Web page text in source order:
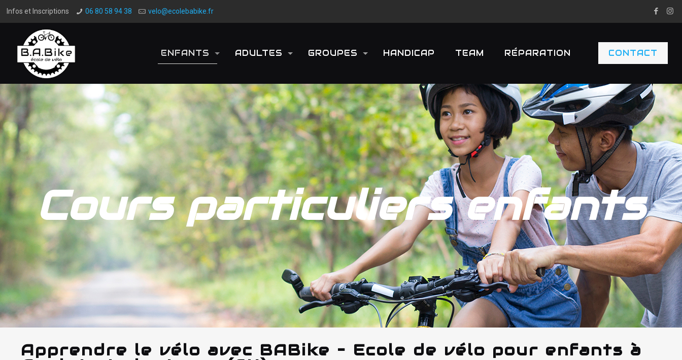
Infos et Inscriptions 06 80 58 94 38 velo@ecolebabike.fr
ENFANTS ADULTES GROUPES HANDICAP TEAM RÉPARATION CONTACT
Cours particuliers enfants
Apprendre le vélo avec BABike – Ecole de vélo pour enfants à